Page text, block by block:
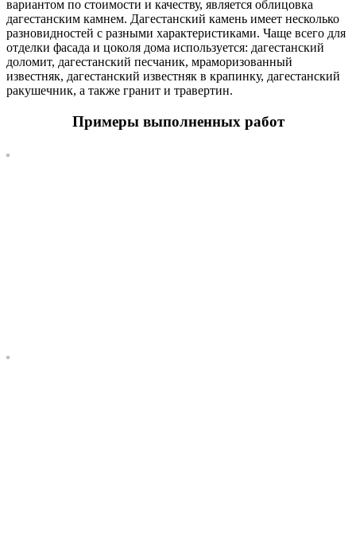
вариантом по стоимости и качеству, является облицовка
дагестанским камнем. Дагестанский камень имеет несколько
разновидностей с разными характеристиками. Чаще всего для
отделки фасада и цоколя дома используется: дагестанский
доломит, дагестанский песчаник, мраморизованный
известняк, дагестанский известняк в крапинку, дагестанский
ракушечник, а также гранит и травертин.
Примеры выполненных работ